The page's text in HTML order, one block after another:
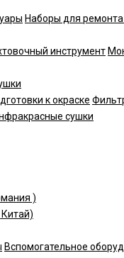
Наборы для ремонта
инструмент
к окраске
сушки
)
Вспомогательное